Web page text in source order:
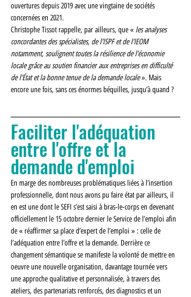
ouvertures depuis 2019 avec une vingtaine de sociétés
concernées en 2021.
Christophe Tissot rappelle, par ailleurs, que « les analyses
concordantes des spécialistes, de l’ISPF et de l’IEOM
notamment, soulignent toutes la résilience de l’économie
locale grâce au soutien financier aux entreprises en difficulté
de l’État et la bonne tenue de la demande locale ». Mais
encore une fois, sans ces énormes béquilles, jusqu’à quand ?
Faciliter l'adéquation
entre l'offre et la
demande d'emploi
En marge des nombreuses problématiques liées à l’insertion
professionnelle, dont nous avons pu faire état par ailleurs, il
en est une dont le SEFI s’est saisi à bras-le-corps en devenant
officiellement le 15 octobre dernier le Service de l’emploi afin
de « réaffirmer sa place d’expert de l’emploi » : celle de
l’adéquation entre l’offre et la demande. Derrière ce
changement sémantique se manifeste la volonté de mettre en
oeuvre une nouvelle organisation, davantage tournée vers
une approche qualitative et personnalisée, à travers des
ateliers, des partenariats renforcés, des diagnostics et un